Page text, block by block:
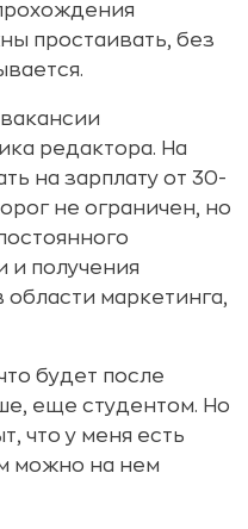
простаивать, без
редактора. На
на зарплату от 30-
не ограничен, но
и получения
маркетинга,
будет после
еще студентом. Но
что у меня есть
можно на нем